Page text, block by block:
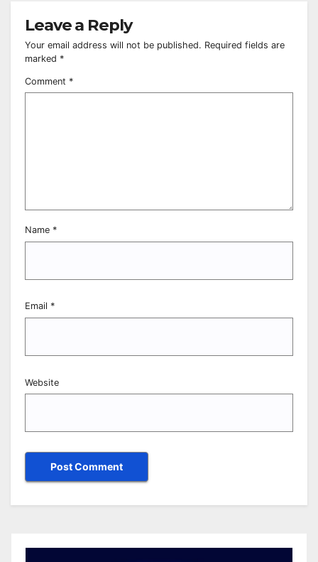
Leave a Reply
Your email address will not be published. Required fields are
marked *
Comment *
Name *
Email *
Website